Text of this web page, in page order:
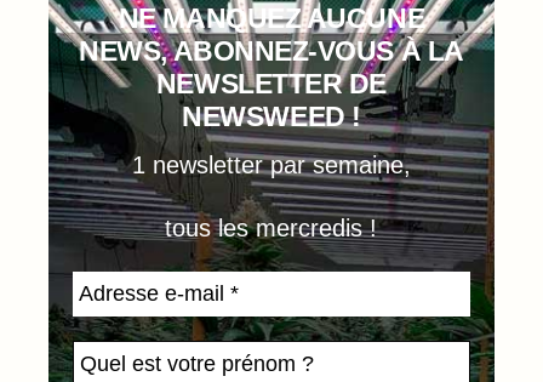
NE MANQUEZ AUCUNE
NEWS, ABONNEZ-VOUS À LA
NEWSLETTER DE
NEWSWEED !
1 newsletter par semaine,
tous les mercredis !